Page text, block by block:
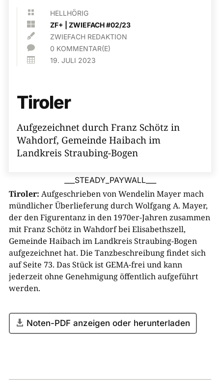
 HELLHÖRIG
 ZF+ |ZWIEFACH #02/23
 ZWIEFACH REDAKTION
 0 KOMMENTAR(E)
 19. JULI 2023
Tiroler
Aufgezeichnet durch Franz Schötz in
Wahdorf, Gemeinde Haibach im
Landkreis Straubing-Bogen
___STEADY_PAYWALL___
Tiroler: Aufgeschrieben von Wendelin Mayer mach
mündlicher Überlieferung durch Wolfgang A. Mayer,
der den Figurentanz in den 1970er-Jahren zusammen
mit Franz Schötz in Wahdorf bei Elisabethszell,
Gemeinde Haibach im Landkreis Straubing-Bogen
aufgezeichnet hat. Die Tanzbeschreibung findet sich
auf Seite 73. Das Stück ist GEMA-frei und kann
jederzeit ohne Genehmigung öffentlich aufgeführt
werden.
Noten-PDF anzeigen oder herunterladen